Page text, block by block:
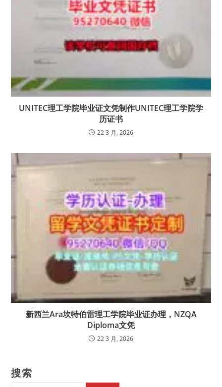
UNITEC理工学院毕业证文凭制作UNITEC理工学院学
历证书
22 3 月, 2026
新西兰Ara坎特伯雷理工学院毕业证办理，NZQA
Diploma文凭
22 3 月, 2026
搜索